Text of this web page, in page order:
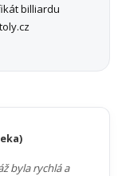
billiardu
byla rychlá a